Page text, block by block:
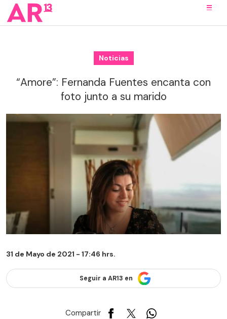
Noticias
“Amore”: Fernanda Fuentes encanta con
foto junto a su marido
31 de Mayo de 2021 - 17:46 hrs.
Seguir a AR13 en
Compartir